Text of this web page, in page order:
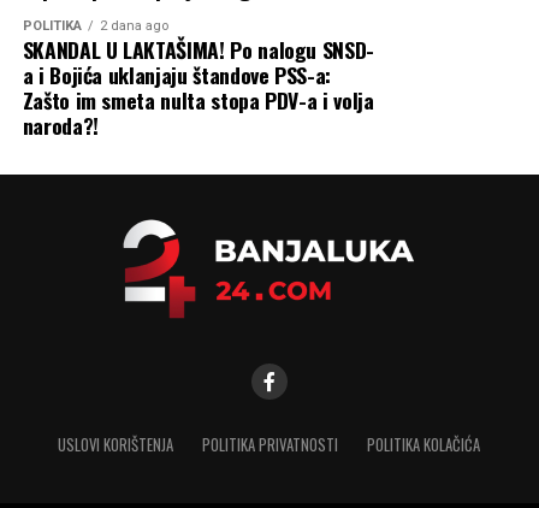
bi Bijeljina postala moderan i prosperitetan regionalni
centar.
„Zato neka krsna slava
bude prilika da se
podsjetimo na vrijednosti
koje nas povezuju, ali i na
odgovornost da zajedno
gradimo Bijeljinu kakvu
zaslužujemo – razvijenu,
modernu, prosperitetnu i
otvorenu prema novim
POLITIKA 2 dana ago
SKANDAL U LAKTAŠIMA! Po nalogu SNSD-
a i Bojića uklanjaju štandove PSS-a:
Zašto im smeta nulta stopa PDV-a i volja
naroda?!
USLOVI KORIŠTENJA POLITIKA PRIVATNOSTI POLITIKA KOLAČIĆA